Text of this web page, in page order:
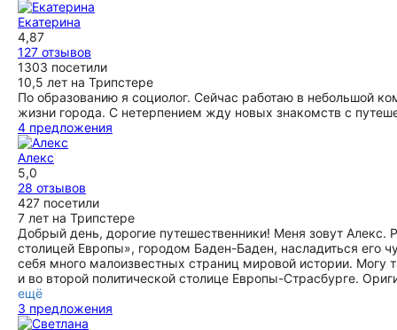
Екатерина
4,87
127 отзывов
1303 посетили
10,5 лет на Трипстере
По образованию я социолог. Сейчас работаю в небольшой
жизни города. С нетерпением жду новых знакомств с
4 предложения
Алекс
5,0
28 отзывов
427 посетили
7 лет на Трипстере
Добрый день, дорогие путешественники! Меня зовут
столицей Европы», городом Баден-Баден, насладиться
себя много малоизвестных страниц мировой истории. Могу
и во второй политической столице Европы-Страсбурге.
ещё
3 предложения